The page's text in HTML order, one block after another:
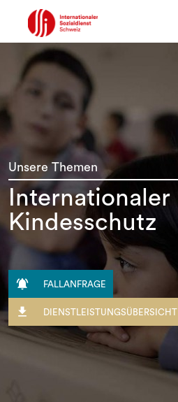
Unsere Themen
Internationaler
Kindesschutz
 FALLANFRAGE
 DIENSTLEISTUNGSÜBERSICHT